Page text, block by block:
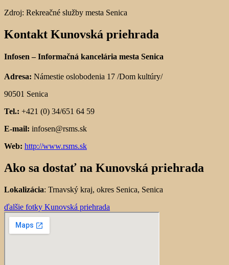
Zdroj: Rekreačné služby mesta Senica
Kontakt Kunovská priehrada
Infosen – Informačná kancelária mesta Senica
Adresa: Námestie oslobodenia 17 /Dom kultúry/
90501 Senica
Tel.: +421 (0) 34/651 64 59
E-mail: infosen@rsms.sk
Web: http://www.rsms.sk
Ako sa dostať na Kunovská priehrada
Lokalizácia: Trnavský kraj, okres Senica, Senica
ďalšie fotky Kunovská priehrada